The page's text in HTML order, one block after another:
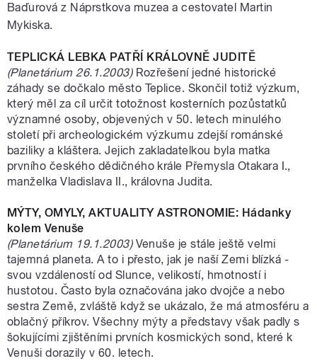
Baďurová z Náprstkova muzea a cestovatel Martin
Mykiska.
TEPLICKÁ LEBKA PATŘÍ KRÁLOVNĚ JUDITĚ
(Planetárium 26.1.2003)Rozřešení jedné historické
záhady se dočkalo město Teplice. Skončil totiž výzkum,
který měl za cíl určit totožnost kosterních pozůstatků
významné osoby, objevených v 50. letech minulého
století při archeologickém výzkumu zdejší románské
baziliky a kláštera. Jejich zakladatelkou byla matka
prvního českého dědičného krále Přemysla Otakara I.,
manželka Vladislava II., královna Judita.
MÝTY, OMYLY, AKTUALITY ASTRONOMIE: Hádanky
kolem Venuše
(Planetárium 19.1.2003)Venuše je stále ještě velmi
tajemná planeta. A to i přesto, jak je naší Zemi blízká -
svou vzdáleností od Slunce, velikostí, hmotností i
hustotou. Často byla označována jako dvojče a nebo
sestra Země, zvláště když se ukázalo, že má atmosféru a
oblačný příkrov. Všechny mýty a představy však padly s
šokujícími zjištěními prvních kosmických sond, které k
Venuši dorazily v 60. letech.